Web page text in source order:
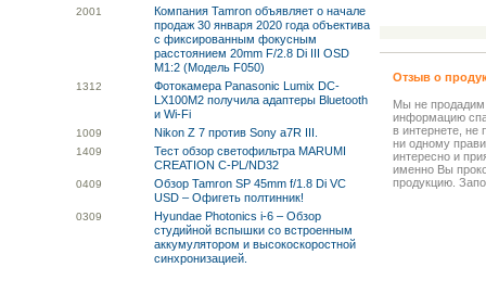
2001
Компания Tamron объявляет о начале
продаж 30 января 2020 года объектива
с фиксированным фокусным
расстоянием 20mm F/2.8 Di III OSD
M1:2 (Модель F050)
1312
Фотокамера Panasonic Lumix DC-
LX100M2 получила адаптеры Bluetooth
и Wi-Fi
1009 Nikon Z 7 против Sony a7R III.
1409
Тест обзор светофильтра MARUMI
CREATION C-PL/ND32
0409
Обзор Tamron SP 45mm f/1.8 Di VC
USD – Офигеть полтинник!
0309
Hyundae Photonics i-6 – Обзор
студийной вспышки со встроенным
аккумулятором и высокоскоростной
синхронизацией.
Отзыв о
Мы не
информацию
в интернете, не
ни одному
интересно и
именно Вы
продукцию.